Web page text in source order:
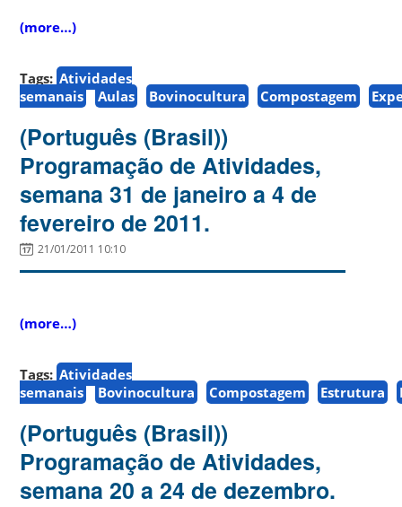
(more…)
Tags: Atividades
semanais
Aulas Bovinocultura Compostagem
(Português (Brasil))
Programação de Atividades,
semana 31 de janeiro a 4 de
fevereiro de 2011.
21/01/2011 10:10
(more…)
Tags: Atividades
semanais
Bovinocultura Compostagem Estrutura
(Português (Brasil))
Programação de Atividades,
semana 20 a 24 de dezembro.